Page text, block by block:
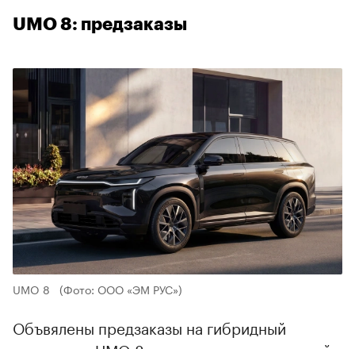
UMO 8: предзаказы
UMO 8 (Фото: ООО «ЭМ РУС»)
Объвялены предзаказы на гибридный